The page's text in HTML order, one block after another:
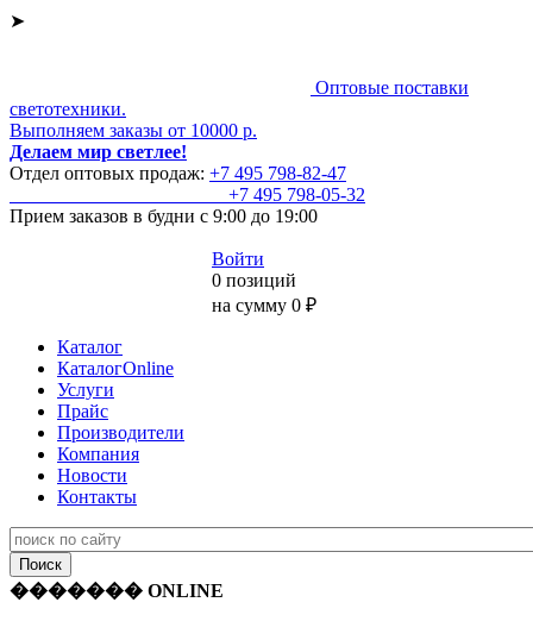
➤
Оптовые поставки
светотехники.
Выполняем заказы от 10000 р.
Делаем мир светлее!
Отдел оптовых продаж: +7 495 798-82-47
+7 495 798-05-32
Прием заказов в будни с 9:00 до 19:00
Войти
0 позиций
на сумму 0 ₽
Каталог
КаталогOnline
Услуги
Прайс
Производители
Компания
Новости
Контакты
������� ONLINE